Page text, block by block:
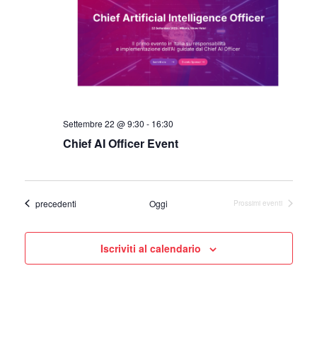
Chief AI Officer Event
Settembre 22 @ 9:30 - 16:30
Eventi
precedenti Oggi Prossimi eventi
Iscriviti al calendario